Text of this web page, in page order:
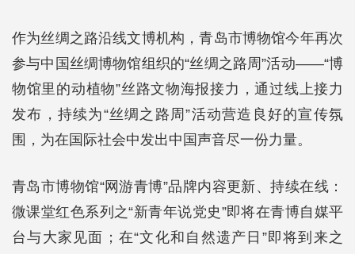
作为丝绸之路沿线文博机构，青岛市博物馆今年再次
参与中国丝绸博物馆组织的“丝绸之路周”活动——“博
物馆里的动植物”丝路文物海报接力，通过线上接力
发布，持续为“丝绸之路周”活动营造良好的宣传氛
围，为在国际社会中发出中国声音尽一份力量。
青岛市博物馆“网游青博”品牌内容更新、持续在线：
微课堂红色系列之“新青年说党史”即将在青博自媒平
台与大家见面；在“文化和自然遗产日”即将到来之